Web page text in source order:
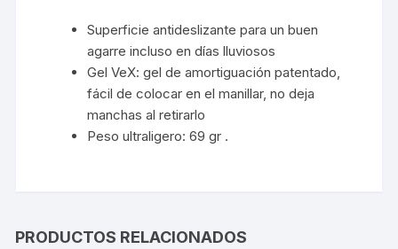
Superficie antideslizante para un buen
agarre incluso en días lluviosos
Gel VeX: gel de amortiguación patentado,
fácil de colocar en el manillar, no deja
manchas al retirarlo
Peso ultraligero: 69 gr .
PRODUCTOS RELACIONADOS